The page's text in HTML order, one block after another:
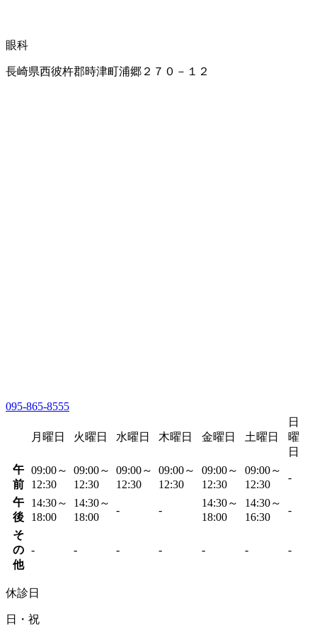
眼科
長崎県西彼杵郡時津町浦郷２７０－１２
095-865-8555
月曜日 火曜日 水曜日 木曜日 金曜日 土曜日
日
曜
日
午
前
09:00～
12:30
09:00～
12:30
09:00～
12:30
09:00～
12:30
09:00～
12:30
09:00～
12:30
-
午
後
14:30～
18:00
14:30～
18:00
- -
14:30～
18:00
14:30～
16:30
-
そ
の
他
- - - - - - -
休診日
日・祝